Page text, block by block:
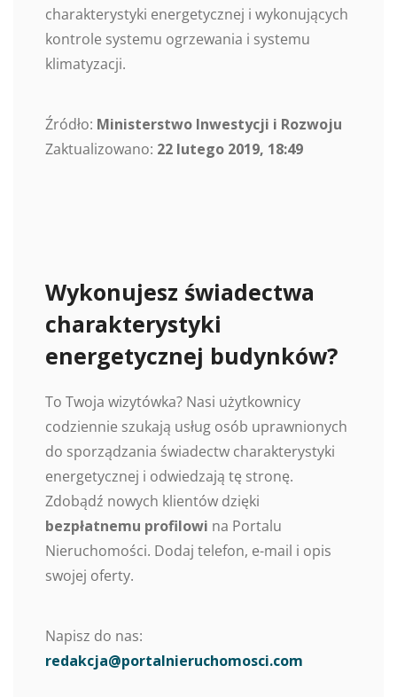
charakterystyki energetycznej i wykonujących
kontrole systemu ogrzewania i systemu
klimatyzacji.
Źródło: Ministerstwo Inwestycji i Rozwoju
Zaktualizowano: 22 lutego 2019, 18:49
Wykonujesz świadectwa
charakterystyki
energetycznej budynków?
To Twoja wizytówka? Nasi użytkownicy
codziennie szukają usług osób uprawnionych
do sporządzania świadectw charakterystyki
energetycznej i odwiedzają tę stronę.
Zdobądź nowych klientów dzięki
bezpłatnemu profilowi na Portalu
Nieruchomości. Dodaj telefon, e-mail i opis
swojej oferty.
Napisz do nas:
redakcja@portalnieruchomosci.com